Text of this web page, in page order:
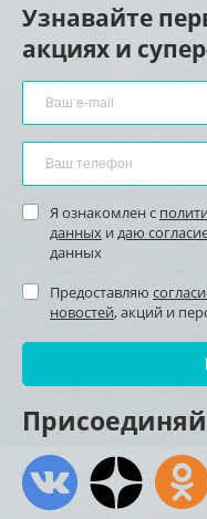
Узнавайте
акциях и
Я ознакомлен с
данных и даю
данных
Предоставляю
новостей, акций и